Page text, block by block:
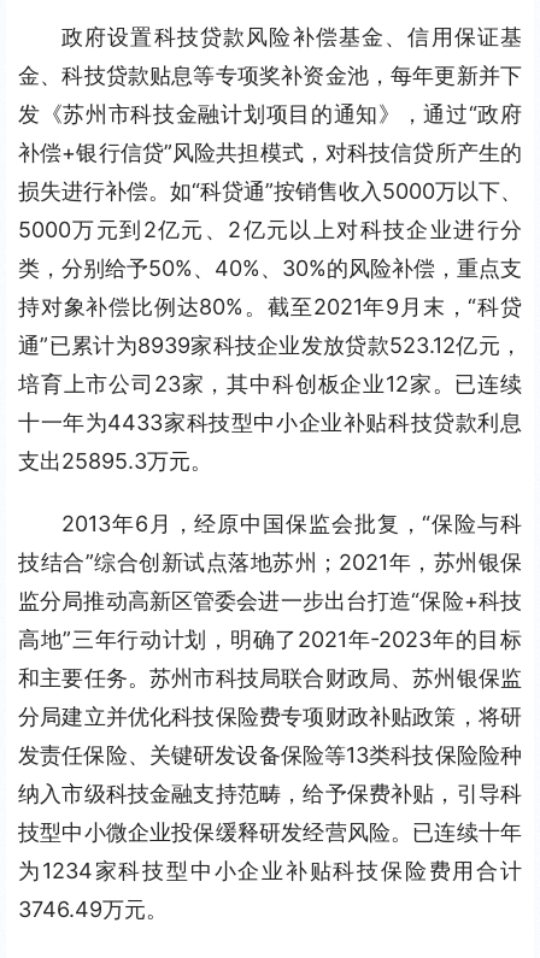
政府设置科技贷款风险补偿基金、信用保证基
金、科技贷款贴息等专项奖补资金池，每年更新并下
发《苏州市科技金融计划项目的通知》，通过“政府
补偿+银行信贷”风险共担模式，对科技信贷所产生的
损失进行补偿。如“科贷通”按销售收入5000万以下、
5000万元到2亿元、2亿元以上对科技企业进行分
类，分别给予50%、40%、30%的风险补偿，重点支
持对象补偿比例达80%。截至2021年9月末，“科贷
通”已累计为8939家科技企业发放贷款523.12亿元，
培育上市公司23家，其中科创板企业12家。已连续
十一年为4433家科技型中小企业补贴科技贷款利息
支出25895.3万元。
2013年6月，经原中国保监会批复，“保险与科
技结合”综合创新试点落地苏州；2021年，苏州银保
监分局推动高新区管委会进一步出台打造“保险+科技
高地”三年行动计划，明确了2021年-2023年的目标
和主要任务。苏州市科技局联合财政局、苏州银保监
分局建立并优化科技保险费专项财政补贴政策，将研
发责任保险、关键研发设备保险等13类科技保险险种
纳入市级科技金融支持范畴，给予保费补贴，引导科
技型中小微企业投保缓释研发经营风险。已连续十年
为1234家科技型中小企业补贴科技保险费用合计
3746.49万元。